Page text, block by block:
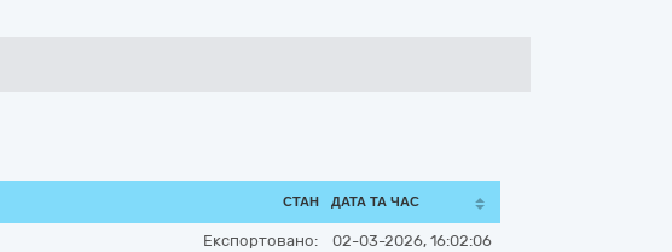
СТАН ДАТА ТА ЧАС
Експортовано: 02-03-2026, 16:02:06